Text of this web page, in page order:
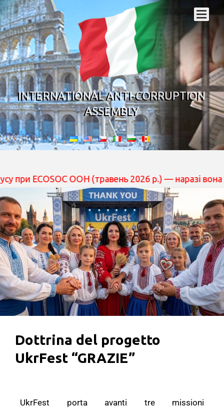
INTERNATIONAL ANTI-CORRUPTION
ASSEMBLY
ECOSOC ООН (травень 2026 р.) — наразі вона
Dottrina del progetto
UkrFest “GRAZIE”
UkrFest porta avanti tre missioni